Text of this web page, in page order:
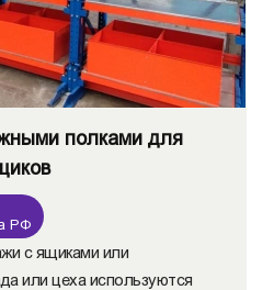
полками для
РФ
с ящиками или
или цеха используются